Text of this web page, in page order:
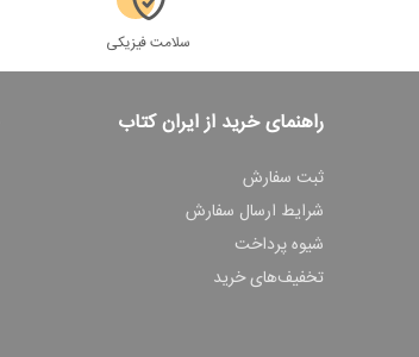
سلامت فیزیکی
راهنمای خرید از ایران کتاب
ثبت سفارش
شرایط ارسال سفارش
شیوه پرداخت
تخفیف‌های خرید